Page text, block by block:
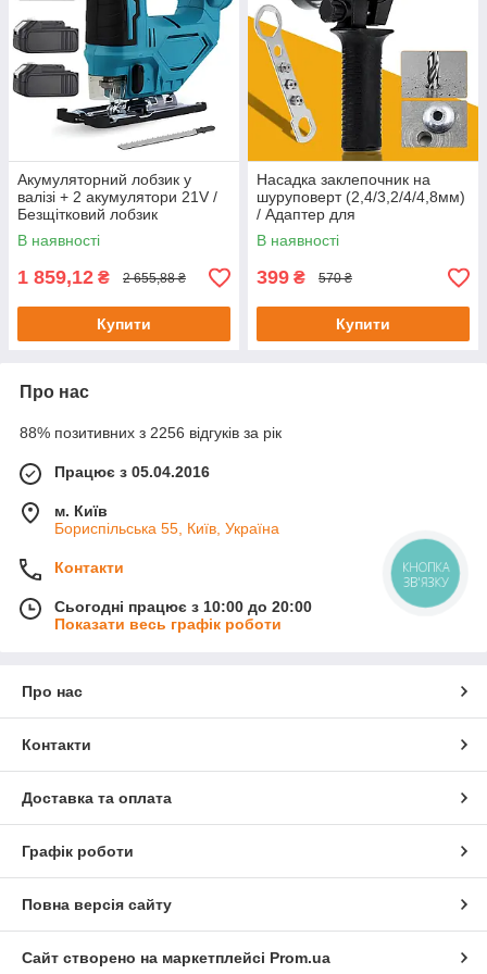
Акумуляторний лобзик у
валізі + 2 акумулятори 21V /
Безщітковий лобзик
портативний / Електролобзик
В наявності
1 859,12 ₴ 2 655,88 ₴
Купити
Насадка заклепочник на
шуруповерт (2,4/3,2/4/4,8мм)
/ Адаптер для
заклепувальних гайок /
Клепальний адаптер
В наявності
399 ₴ 570 ₴
Купити
Про нас
88% позитивних з 2256 відгуків за рік
Працює з 05.04.2016
м. Київ
Бориспільська 55, Київ, Україна
Контакти
Сьогодні працює з 10:00 до 20:00
Показати весь графік роботи
Про нас
Контакти
Доставка та оплата
Графік роботи
Повна версія сайту
Сайт створено на маркетплейсі Prom.ua
КНОПКА
ЗВ'ЯЗКУ